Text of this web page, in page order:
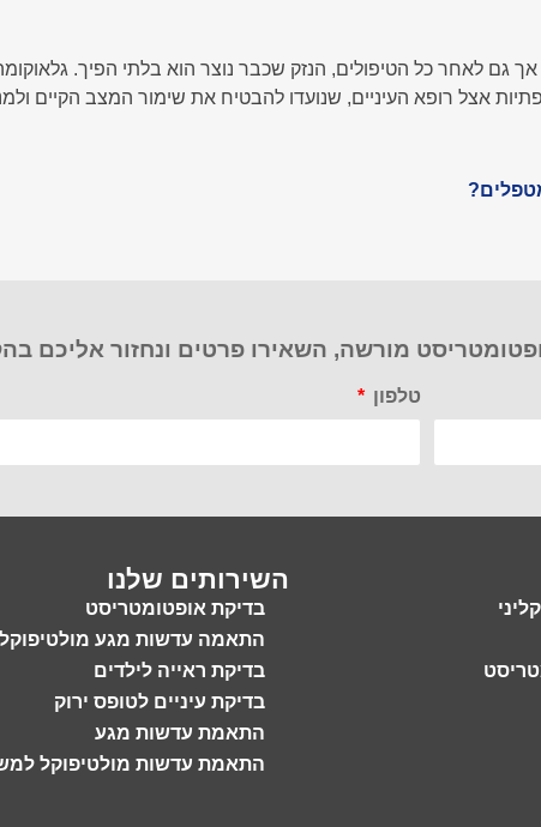
גם לאחר כל הטיפולים, הנזק שכבר נוצר הוא בלתי הפיך.
אצל רופא העיניים, שנועדו להבטיח את שימור המצב הקיים
מורשה, השאירו פרטים ונחזור אליכם
טלפון
השירותים שלנו
בדיקת אופטומטריסט
התאמה עדשות מגע מולטיפוקל
בדיקת ראייה לילדים
בדיקת עיניים לטופס ירוק
התאמת עדשות מגע
התאמת עדשות מולטיפוקל